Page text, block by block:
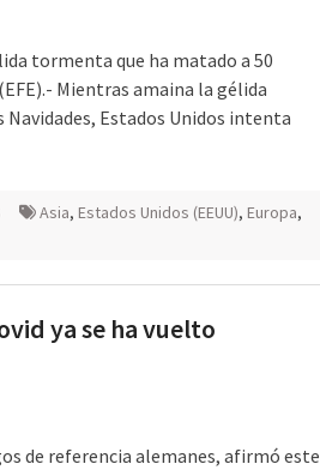
tormenta que ha matado a 50
Mientras amaina la gélida
Estados Unidos intenta
Asia, Estados Unidos (EEUU), Europa,
ya se ha vuelto
de referencia alemanes, afirmó este